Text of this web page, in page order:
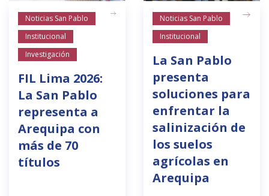
Noticias San Pablo
Institucional
Investigación
FIL Lima 2026:
La San Pablo
representa a
Arequipa con
más de 70
títulos
Noticias San Pablo
Institucional
La San Pablo
presenta
soluciones para
enfrentar la
salinización de
los suelos
agrícolas en
Arequipa